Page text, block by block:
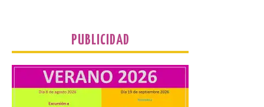
cristalinas aguas de Formentera, Mary
UPL cuestiona a la Junta
por no imponer sanciones
PUBLICIDAD